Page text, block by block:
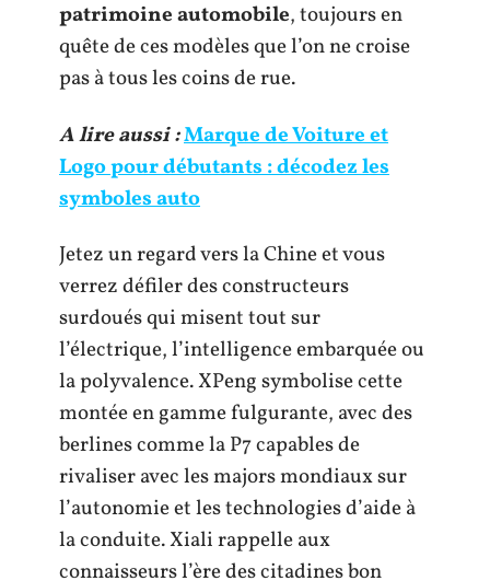
patrimoine automobile, toujours en
quête de ces modèles que l’on ne croise
pas à tous les coins de rue.
A lire aussi :Marque de Voiture et
Logo pour débutants : décodez les
symboles auto
Jetez un regard vers la Chine et vous
verrez défiler des constructeurs
surdoués qui misent tout sur
l’électrique, l’intelligence embarquée ou
la polyvalence. XPeng symbolise cette
montée en gamme fulgurante, avec des
berlines comme la P7 capables de
rivaliser avec les majors mondiaux sur
l’autonomie et les technologies d’aide à
la conduite. Xiali rappelle aux
connaisseurs l’ère des citadines bon